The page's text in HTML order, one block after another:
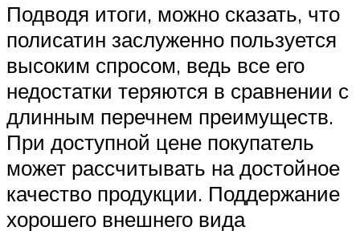
Подводя итоги, можно сказать, что
полисатин заслуженно пользуется
высоким спросом, ведь все его
недостатки теряются в сравнении с
длинным перечнем преимуществ.
При доступной цене покупатель
может рассчитывать на достойное
качество продукции. Поддержание
хорошего внешнего вида